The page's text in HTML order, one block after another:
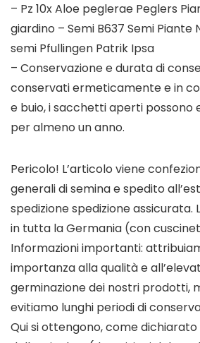
– Pz 10x Aloe peglerae Peglers
giardino – Semi B637 Semi Piante
semi Pfullingen Patrik Ipsa
– Conservazione e durata di
conservati ermeticamente e in
e buio, i sacchetti aperti possono
per almeno un anno.
Pericolo! L’articolo viene
generali di semina e spedito
spedizione spedizione
in tutta la Germania (con
Informazioni importanti:
importanza alla qualità e
germinazione dei nostri prodotti,
evitiamo lunghi periodi di
Qui si ottengono, come